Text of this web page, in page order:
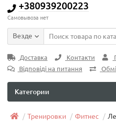
+380939200223
Самовывоза нет
Везде
Доставка Контакти
Відповіді на питання
Категории
Тренировки Фитнес